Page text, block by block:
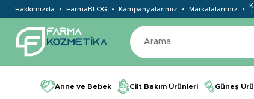
Hakkımızda FarmaBLOG Kampanyalarımız Markalalarımız
Anne ve Bebek Cilt Bakım Ürünleri Güneş